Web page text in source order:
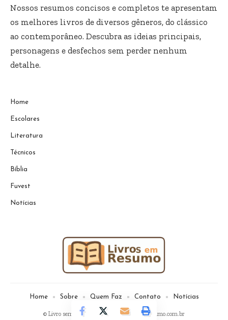
Nossos resumos concisos e completos te apresentam
os melhores livros de diversos gêneros, do clássico
ao contemporâneo. Descubra as ideias principais,
personagens e desfechos sem perder nenhum
detalhe.
Home
Escolares
Literatura
Técnicos
Bíblia
Fuvest
Notícias
© Livro sem Resumo -contato@livrosemresumo.com.br
Home Sobre Quem Faz Contato Notícias